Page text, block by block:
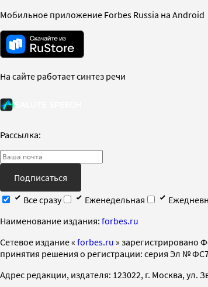
Мобильное приложение Forbes Russia на Android
На сайте работает синтез речи
Рассылка:
Подписаться
Все сразу
Еженедельная
Наименование издания: forbes.ru
Cетевое издание « forbes.ru » зарегистрировано
принятия решения о регистрации: серия Эл №
Адрес редакции, издателя: 123022, г. Москва, ул.